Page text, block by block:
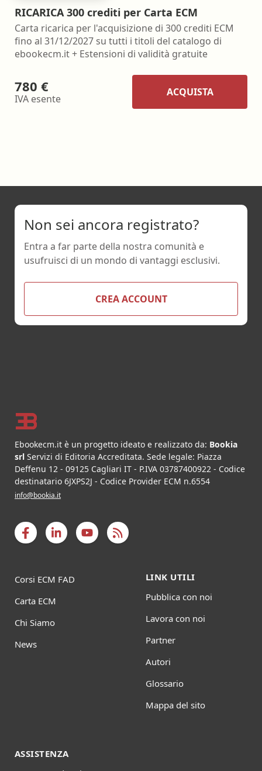
RICARICA 300 crediti per Carta ECM
Carta ricarica per l'acquisizione di 300 crediti ECM
fino al 31/12/2027 su tutti i titoli del catalogo di
ebookecm.it + Estensioni di validità gratuite
780 €
IVA esente
ACQUISTA
Non sei ancora registrato?
Entra a far parte della nostra comunità e
usufruisci di un mondo di vantaggi esclusivi.
CREA ACCOUNT
Ebookecm.it è un progetto ideato e realizzato da: Bookia
srl Servizi di Editoria Accreditata. Sede legale: Piazza
Deffenu 12 - 09125 Cagliari IT - P.IVA 03787400922 - Codice
destinatario 6JXPS2J - Codice Provider ECM n.6554
info@bookia.it
Corsi ECM FAD
Carta ECM
Chi Siamo
News
LINK UTILI
Pubblica con noi
Lavora con noi
Partner
Autori
Glossario
Mappa del sito
ASSISTENZA